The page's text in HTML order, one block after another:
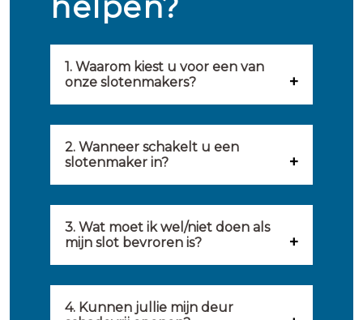
1. Waarom kiest u voor een van
onze slotenmakers?
geselecteerd op kwaliteit,
partij om u van dienst te zijn.
ernaar om binnen 20 minuten
ter plaatse te zijn om u een
2. Wanneer schakelt u een
slotenmaker in?
slotenmaker inschakelen
wanneer: u uzelf heeft
meer functioneert, er
3. Wat moet ik wel/niet doen als
mijn slot bevroren is?
komt het wel eens voor dat
4. Kunnen jullie mijn deur